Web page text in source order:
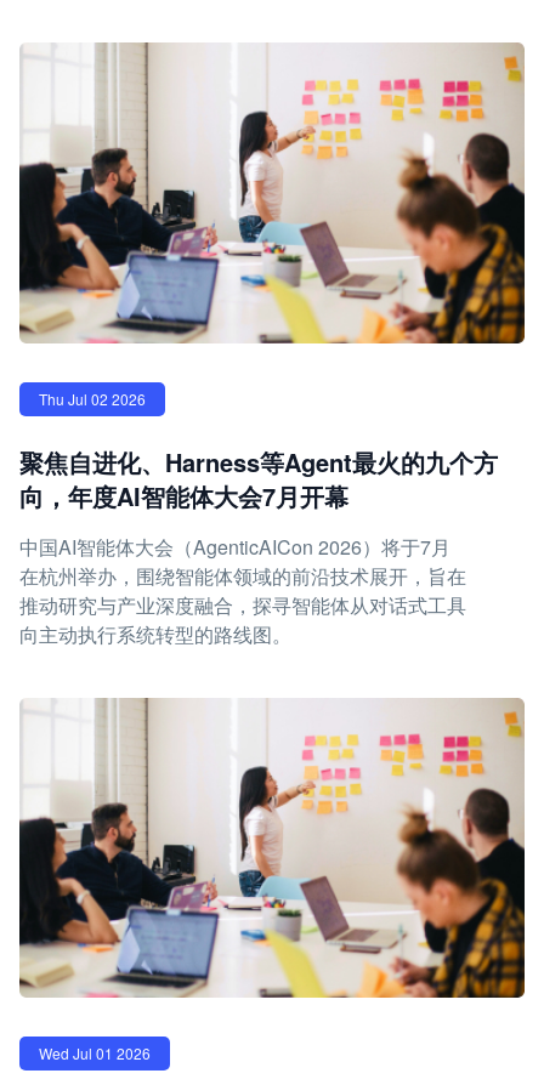
Thu Jul 02 2026
聚焦自进化、Harness等Agent最火的九个方
向，年度AI智能体大会7月开幕
中国AI智能体大会（AgenticAICon 2026）将于7月
在杭州举办，围绕智能体领域的前沿技术展开，旨在
推动研究与产业深度融合，探寻智能体从对话式工具
向主动执行系统转型的路线图。
Wed Jul 01 2026